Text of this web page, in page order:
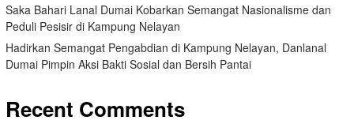
Saka Bahari Lanal Dumai Kobarkan Semangat Nasionalisme dan
Peduli Pesisir di Kampung Nelayan
Hadirkan Semangat Pengabdian di Kampung Nelayan, Danlanal
Dumai Pimpin Aksi Bakti Sosial dan Bersih Pantai
Recent Comments